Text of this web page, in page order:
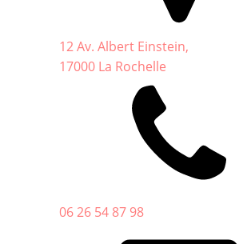
12 Av. Albert Einstein,
17000 La Rochelle
06 26 54 87 98